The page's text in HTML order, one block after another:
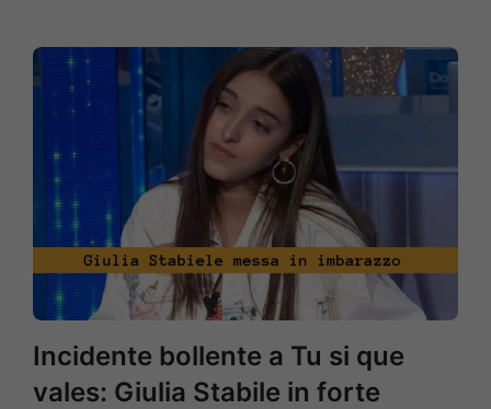
Incidente bollente a Tu si que
vales: Giulia Stabile in forte